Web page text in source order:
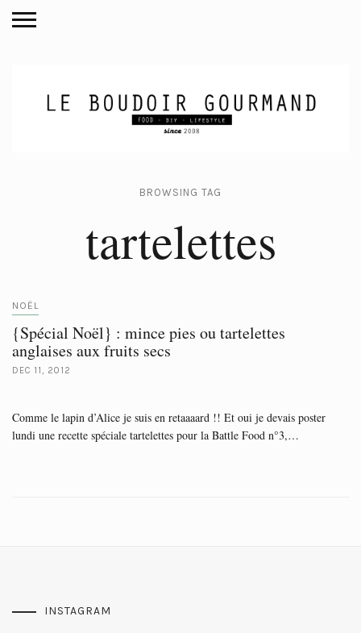
BROWSING TAG
tartelettes
NOËL
{Spécial Noël} : mince pies ou tartelettes
anglaises aux fruits secs
DEC 11, 2012
Comme le lapin d’Alice je suis en retaaaard !! Et oui je devais poster
lundi une recette spéciale tartelettes pour la Battle Food n°3,…
INSTAGRAM